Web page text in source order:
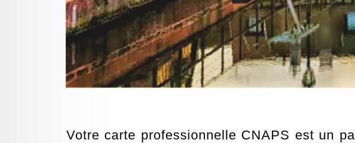
Votre carte professionnelle CNAPS est un